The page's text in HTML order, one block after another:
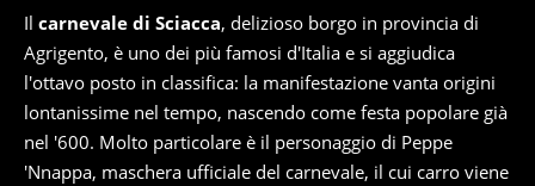
Il carnevale di Sciacca, delizioso borgo in provincia di
Agrigento, è uno dei più famosi d'Italia e si aggiudica
l'ottavo posto in classifica: la manifestazione vanta origini
lontanissime nel tempo, nascendo come festa popolare già
nel '600. Molto particolare è il personaggio di Peppe
'Nnappa, maschera ufficiale del carnevale, il cui carro viene